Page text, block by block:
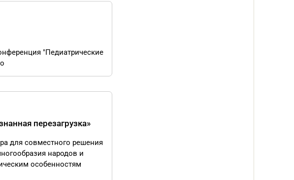
"Педиатрические
перезагрузка»
для совместного решения
народов и
особенностям